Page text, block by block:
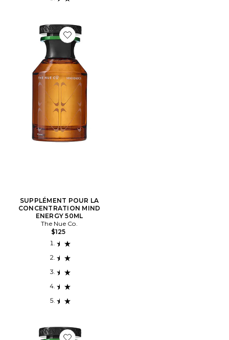
Favorite SUPPLÉMENT POUR LA CONCENTRATION
SUPPLÉMENT POUR LA
CONCENTRATION MIND
ENERGY 50ML
The Nue Co.
$125